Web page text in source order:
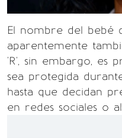
El nombre del bebé
aparentemente
'R', sin embargo, es
sea protegida
hasta que decidan
en redes sociales o